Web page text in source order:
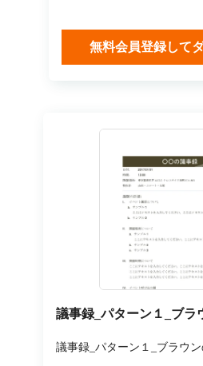
無料会員登録して
議事録_パターン１_ブラ
議事録_パターン１_ブラウ